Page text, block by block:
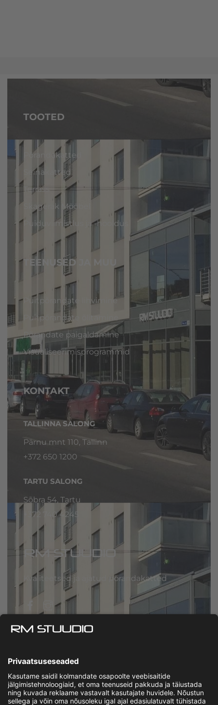
TOOTED
Põrandakatted
Seinakatted
Terrass
Skagerak Mööbel
Puiduviimistlus ja -hooldus
TEENUSED JA MUU
Puitpõrandate lihvimine
Puitpõrandate õlitamine
Põrandate paigaldamine
Visualiseerimisprogrammid
KONTAKT
TALLINNA SALONG
Pärnu mnt 110, Tallinn
+372 650 1200
TARTU SALONG
Sõbra 54, Tartu
+372
740 4245
Kvaliteetsed ja ajatud põrandakatted
FacebookInstagram
Privaatsuspoliitika